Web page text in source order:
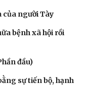
của người Tày
bệnh xã hội rồi
đầu)
sự tiến bộ, hạnh